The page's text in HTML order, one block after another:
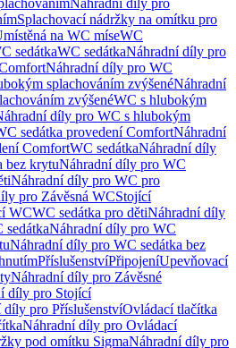
Náhradní díly pro
Splachovací nádržky na omítku pro
na WC míseWC
sedátkaWC sedátkaNáhradní díly pro
Náhradní díly pro WC
splachováním zvýšenéNáhradní
zvýšenéWC s hlubokým
díly pro WC s hlubokým
sedátka provedení ComfortNáhradní
ComfortWC sedátkaNáhradní díly
bez krytuNáhradní díly pro WC
Náhradní díly pro WC pro
pro Závěsná WCStojící
WCWC sedátka pro dětiNáhradní díly
sedátkaNáhradní díly pro WC
Náhradní díly pro WC sedátka bez
PříslušenstvíPřipojeníUpevňovací
Náhradní díly pro Závěsné
díly pro Stojící
díly pro PříslušenstvíOvládací tlačítka
Náhradní díly pro Ovládací
pod omítku SigmaNáhradní díly pro